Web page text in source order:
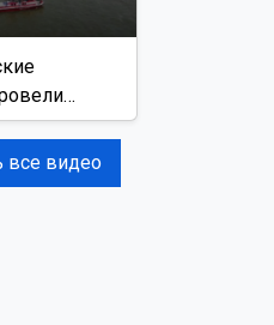
Обь
все видео